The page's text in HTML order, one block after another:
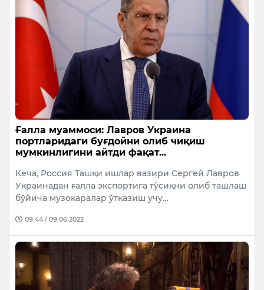
Ғалла муаммоси: Лавров Украина
портларидаги буғдойни олиб чиқиш
мумкинлигини айтди фақат...
Кеча, Россия Ташқи ишлар вазири Сергей Лавров
Украинадан ғалла экспортига тўсиқни олиб ташлаш
бўйича музокаралар ўтказиш учу…
09:44 / 09.06.2022